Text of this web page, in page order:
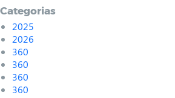
Categorias
2025
2026
360
360
360
360